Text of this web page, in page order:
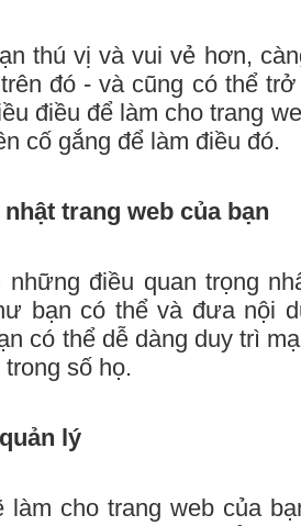
thú vị và vui vẻ hơn,
đó - và cũng có thể
điều để làm cho trang
cố gắng để làm điều đó.
trang web của bạn
điều quan trọng
bạn có thể và đưa nội
có thể dễ dàng duy trì
số họ.
lý
làm cho trang web của